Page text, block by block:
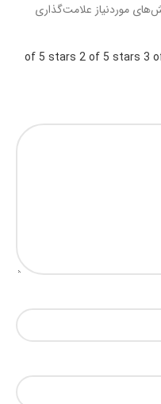
موردنیاز علامت‌گذاری
2 of 5 stars 3